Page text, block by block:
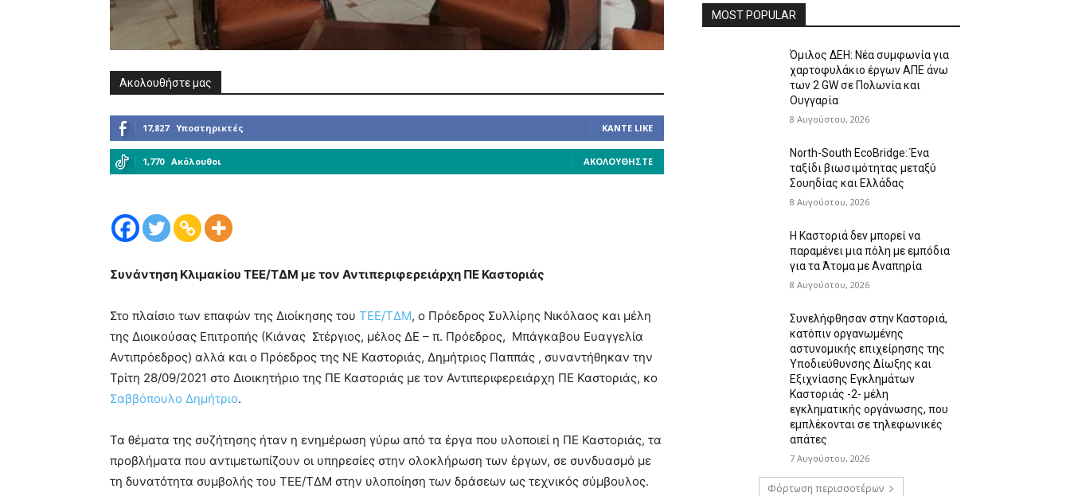
Ακολουθήστε μας
17,827 Υποστηρικτές ΚΆΝΤΕ LIKE
1,770 Ακόλουθοι ΑΚΟΛΟΥΘΉΣΤΕ
Συνάντηση Κλιμακίου ΤΕΕ/ΤΔΜ με τον Αντιπεριφερειάρχη ΠΕ Καστοριάς
Στο πλαίσιο των επαφών της Διοίκησης του ΤΕΕ/ΤΔΜ, ο Πρόεδρος Συλλίρης Νικόλαος και μέλη
της Διοικούσας Επιτροπής (Κιάνας Στέργιος, μέλος ΔΕ – π. Πρόεδρος, Μπάγκαβου Ευαγγελία
Αντιπρόεδρος) αλλά και ο Πρόεδρος της ΝΕ Καστοριάς, Δημήτριος Παππάς , συναντήθηκαν την
Τρίτη 28/09/2021 στο Διοικητήριο της ΠΕ Καστοριάς με τον Αντιπεριφερειάρχη ΠΕ Καστοριάς, κο
Σαββόπουλο Δημήτριο.
Τα θέματα της συζήτησης ήταν η ενημέρωση γύρω από τα έργα που υλοποιεί η ΠΕ Καστοριάς, τα
προβλήματα που αντιμετωπίζουν οι υπηρεσίες στην ολοκλήρωση των έργων, σε συνδυασμό με
τη δυνατότητα συμβολής του ΤΕΕ/ΤΔΜ στην υλοποίηση των δράσεων ως τεχνικός σύμβουλος.
MOST POPULAR
Όμιλος ΔΕΗ: Νέα συμφωνία για
χαρτοφυλάκιο έργων ΑΠΕ άνω
των 2 GW σε Πολωνία και
Ουγγαρία
8 Αυγούστου, 2026
North-South EcoBridge: Ένα
ταξίδι βιωσιμότητας μεταξύ
Σουηδίας και Ελλάδας
8 Αυγούστου, 2026
Η Καστοριά δεν μπορεί να
παραμένει μια πόλη με εμπόδια
για τα Άτομα με Αναπηρία
8 Αυγούστου, 2026
Συνελήφθησαν στην Καστοριά,
κατόπιν οργανωμένης
αστυνομικής επιχείρησης της
Υποδιεύθυνσης Δίωξης και
Εξιχνίασης Εγκλημάτων
Καστοριάς -2- μέλη
εγκληματικής οργάνωσης, που
εμπλέκονται σε τηλεφωνικές
απάτες
7 Αυγούστου, 2026
Φόρτωση περισσοτέρων